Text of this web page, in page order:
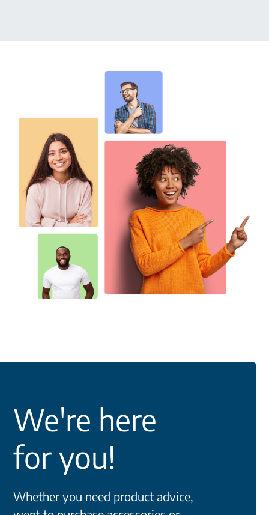
We're here
for you!
Whether you need product advice,